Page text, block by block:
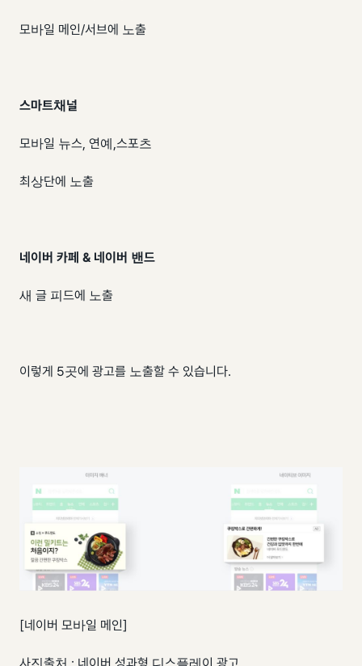
모바일 메인/서브에 노출
스마트채널
모바일 뉴스, 연예,스포츠
최상단에 노출
네이버 카페 & 네이버 밴드
새 글 피드에 노출
이렇게 5곳에 광고를 노출할 수 있습니다.
[네이버 모바일 메인]